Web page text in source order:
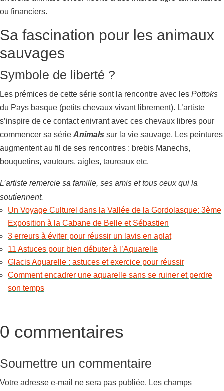
ou financiers.
Sa fascination pour les animaux
sauvages
Symbole de liberté ?
Les prémices de cette série sont la rencontre avec les Pottoks
du Pays basque (petits chevaux vivant librement). L’artiste
s’inspire de ce contact enivrant avec ces chevaux libres pour
commencer sa série Animals sur la vie sauvage. Les peintures
augmentent au fil de ses rencontres : brebis Manechs,
bouquetins, vautours, aigles, taureaux etc.
L’artiste remercie sa famille, ses amis et tous ceux qui la
soutiennent.
Un Voyage Culturel dans la Vallée de la Gordolasque: 3ème
Exposition à la Cabane de Belle et Sébastien
3 erreurs à éviter pour réussir un lavis en aplat
11 Astuces pour bien débuter à l’Aquarelle
Glacis Aquarelle : astuces et exercice pour réussir
Comment encadrer une aquarelle sans se ruiner et perdre
son temps
0 commentaires
Soumettre un commentaire
Votre adresse e-mail ne sera pas publiée. Les champs